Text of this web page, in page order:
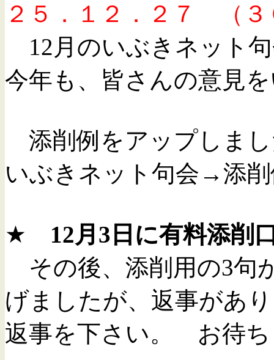
２５．１２．２７ （３
12月のいぶきネット
今年も、皆さんの意見
添削例をアップしま
いぶきネット句会→
★ 12月3日に有料添
その後、添削用の3句
げましたが、返事があ
返事を下さい。 お待ち